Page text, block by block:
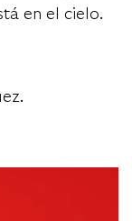
en el cielo.